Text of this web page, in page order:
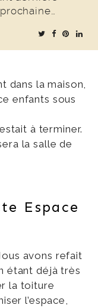
dans la maison,
enfants sous
à terminer.
la salle de
Espace
avons refait
étant déjà très
la toiture
l’espace,